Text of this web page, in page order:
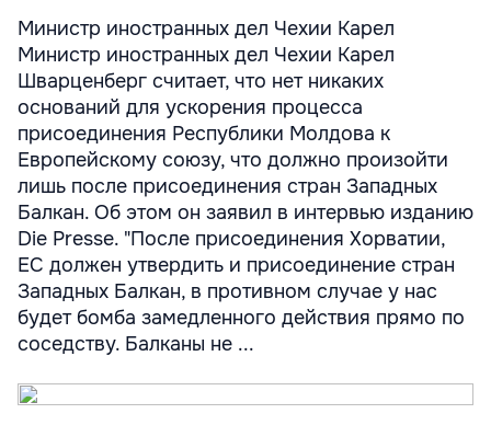
Министр иностранных дел Чехии Карел
Министр иностранных дел Чехии Карел
Шварценберг считает, что нет никаких
оснований для ускорения процесса
присоединения Республики Молдова к
Европейскому союзу, что должно произойти
лишь после присоединения стран Западных
Балкан. Об этом он заявил в интервью изданию
Die Presse. "После присоединения Хорватии,
ЕС должен утвердить и присоединение стран
Западных Балкан, в противном случае у нас
будет бомба замедленного действия прямо по
соседству. Балканы не ...